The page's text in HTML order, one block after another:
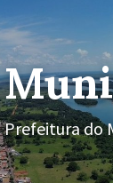
Prefeitura do